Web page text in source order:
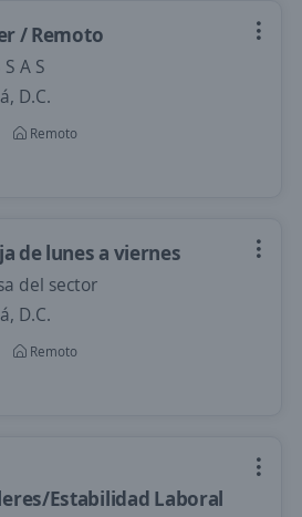
/ Remoto
A S
D.C.
Remoto
de lunes a viernes
del sector
D.C.
Remoto
Estabilidad Laboral